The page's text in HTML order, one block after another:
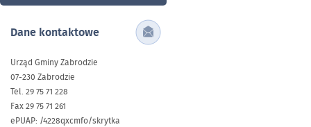
Dane kontaktowe
Urząd Gminy Zabrodzie
07-230 Zabrodzie
Tel. 29 75 71 228
Fax 29 75 71 261
ePUAP: /4228qxcmfo/skrytka